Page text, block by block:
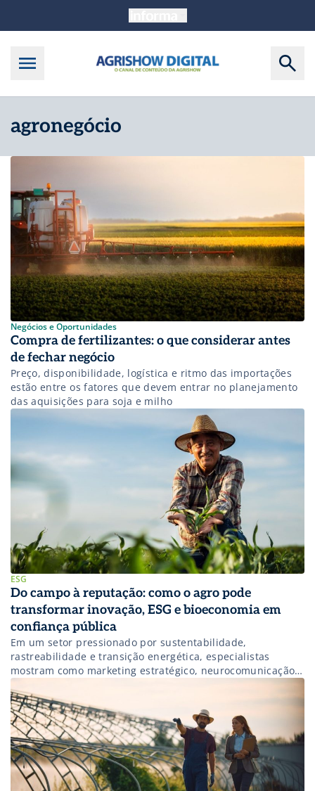
agronegócio
Negócios e Oportunidades
Compra de fertilizantes: o que considerar antes
de fechar negócio
Preço, disponibilidade, logística e ritmo das importações
estão entre os fatores que devem entrar no planejamento
das aquisições para soja e milho
ESG
Do campo à reputação: como o agro pode
transformar inovação, ESG e bioeconomia em
confiança pública
Em um setor pressionado por sustentabilidade,
rastreabilidade e transição energética, especialistas
mostram como marketing estratégico, neurocomunicação e
o agronegócio como protagonista da bioeconomia,
conectando produtividade, impacto e credibilidade.